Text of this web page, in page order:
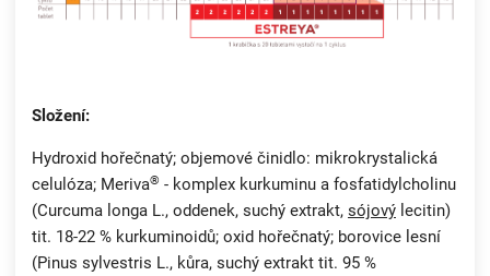
Složení:
Hydroxid hořečnatý; objemové činidlo: mikrokrystalická
celulóza; Meriva® - komplex kurkuminu a fosfatidylcholinu
(Curcuma longa L., oddenek, suchý extrakt, sójový lecitin)
tit. 18-22 % kurkuminoidů; oxid hořečnatý; borovice lesní
(Pinus sylvestris L., kůra, suchý extrakt tit. 95 %